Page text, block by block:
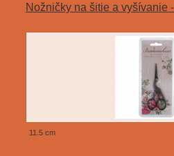
Nožničky na šitie a vyšívanie
11.5 cm